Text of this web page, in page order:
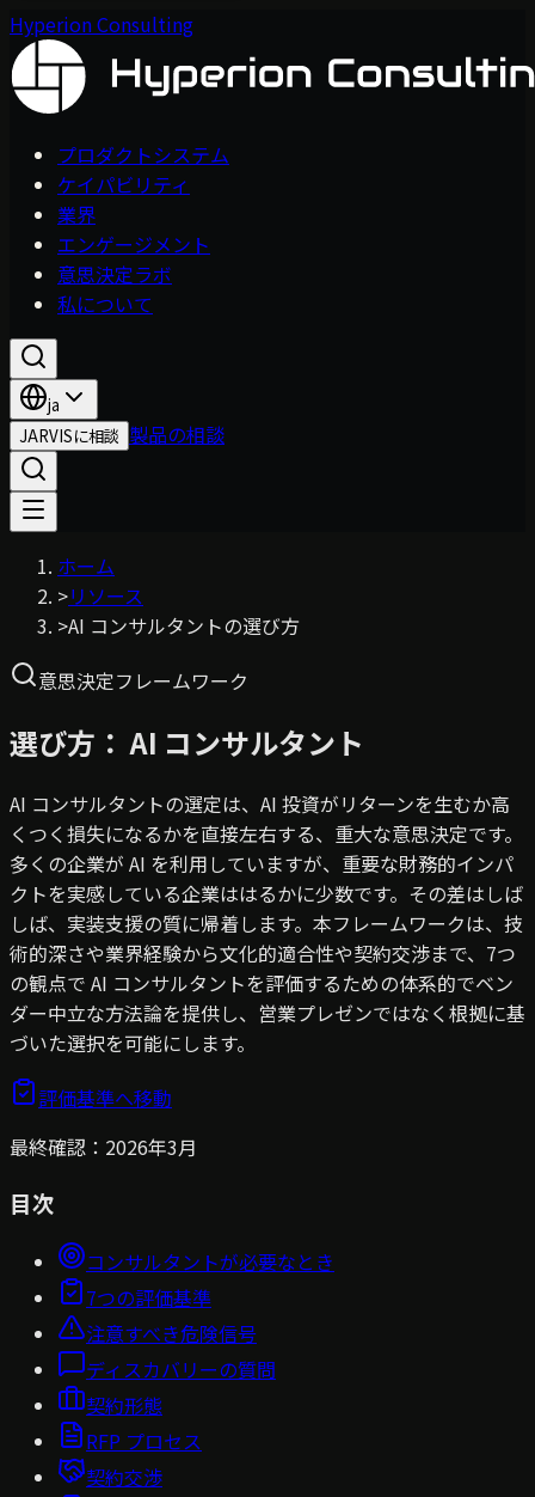
Hyperion Consulting
プロダクトシステム
ケイパビリティ
業界
エンゲージメント
意思決定ラボ
私について
ja
JARVISに相談 製品の相談
ホーム
>リソース
>AI コンサルタントの選び方
意思決定フレームワーク
選び方： AI コンサルタント
AI コンサルタントの選定は、AI 投資がリターンを生むか高
くつく損失になるかを直接左右する、重大な意思決定です。
多くの企業が AI を利用していますが、重要な財務的インパ
クトを実感している企業ははるかに少数です。その差はしば
しば、実装支援の質に帰着します。本フレームワークは、技
術的深さや業界経験から文化的適合性や契約交渉まで、7つ
の観点で AI コンサルタントを評価するための体系的でベン
ダー中立な方法論を提供し、営業プレゼンではなく根拠に基
づいた選択を可能にします。
評価基準へ移動
最終確認：2026年3月
目次
コンサルタントが必要なとき
7つの評価基準
注意すべき危険信号
ディスカバリーの質問
契約形態
RFP プロセス
契約交渉